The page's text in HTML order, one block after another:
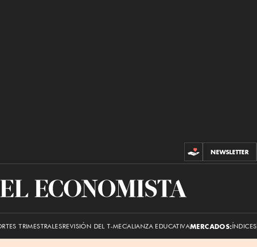
CONTRIBUCIONES
NEWSLETTER
El
TRIMESTRALESREVISIÓN DEL T-MECALIANZA EDUCATIVAMERCADOS:ÍNDICES